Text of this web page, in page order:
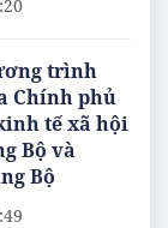
trình
Chính phủ
tế xã hội
Bộ và
Bộ